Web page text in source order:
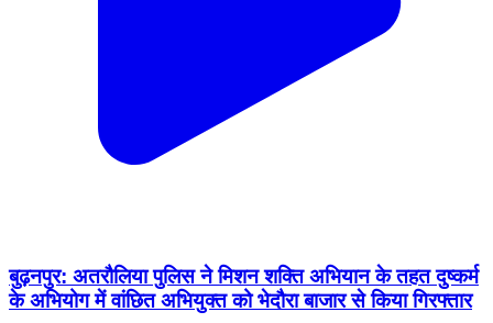
बुढ़नपुर: अतरौलिया पुलिस ने मिशन शक्ति अभियान के तहत दुष्कर्म
के अभियोग में वांछित अभियुक्त को भेदौरा बाजार से किया गिरफ्तार